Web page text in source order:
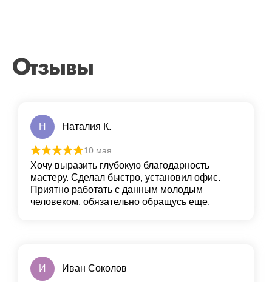
Отзывы
Н Наталия К.
10 мая
Хочу выразить глубокую благодарность
мастеру. Сделал быстро, установил офис.
Приятно работать с данным молодым
человеком, обязательно обращусь еще.
И Иван Соколов